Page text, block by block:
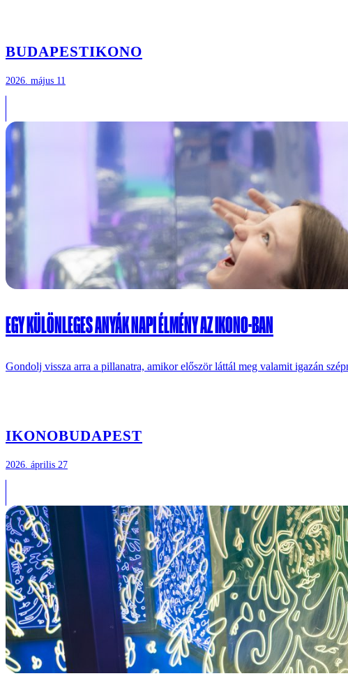
BUDAPESTIKONO
2026. május 11
EGY KÜLÖNLEGES ANYÁK NAPI ÉLMÉNY AZ IKONO-BAN
Gondolj vissza arra a pillanatra, amikor először láttál meg valamit igazán
IKONOBUDAPEST
2026. április 27